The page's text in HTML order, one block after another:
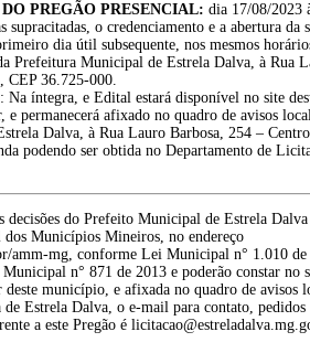
PREGÃO PRESENCIAL: dia 17/08/2023
supracitadas, o credenciamento e a abertura da
dia útil subsequente, nos mesmos
Prefeitura Municipal de Estrela Dalva, à Rua
CEP 36.725-000.
íntegra, e Edital estará disponível no site
e permanecerá afixado no quadro de avisos
Dalva, à Rua Lauro Barbosa, 254 –
podendo ser obtida no Departamento de
decisões do Prefeito Municipal de Estrela
Municípios Mineiros, no endereço
amm-mg, conforme Lei Municipal n° 1.010 de
n° 871 de 2013 e poderão constar no
município, e afixada no quadro de avisos
Estrela Dalva, o e-mail para contato, pedidos
a este Pregão é